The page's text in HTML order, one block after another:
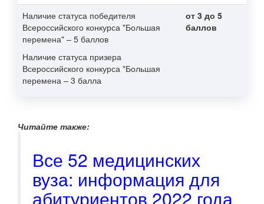
Наличие статуса победителя
Всероссийского конкурса "Большая
перемена" – 5 баллов
Наличие статуса призера
Всероссийского конкурса "Большая
перемена – 3 балла
от 3 до 5
баллов
Читайте также:
Все 52 медицинских
вуза: информация для
абитуриентов 2022 года